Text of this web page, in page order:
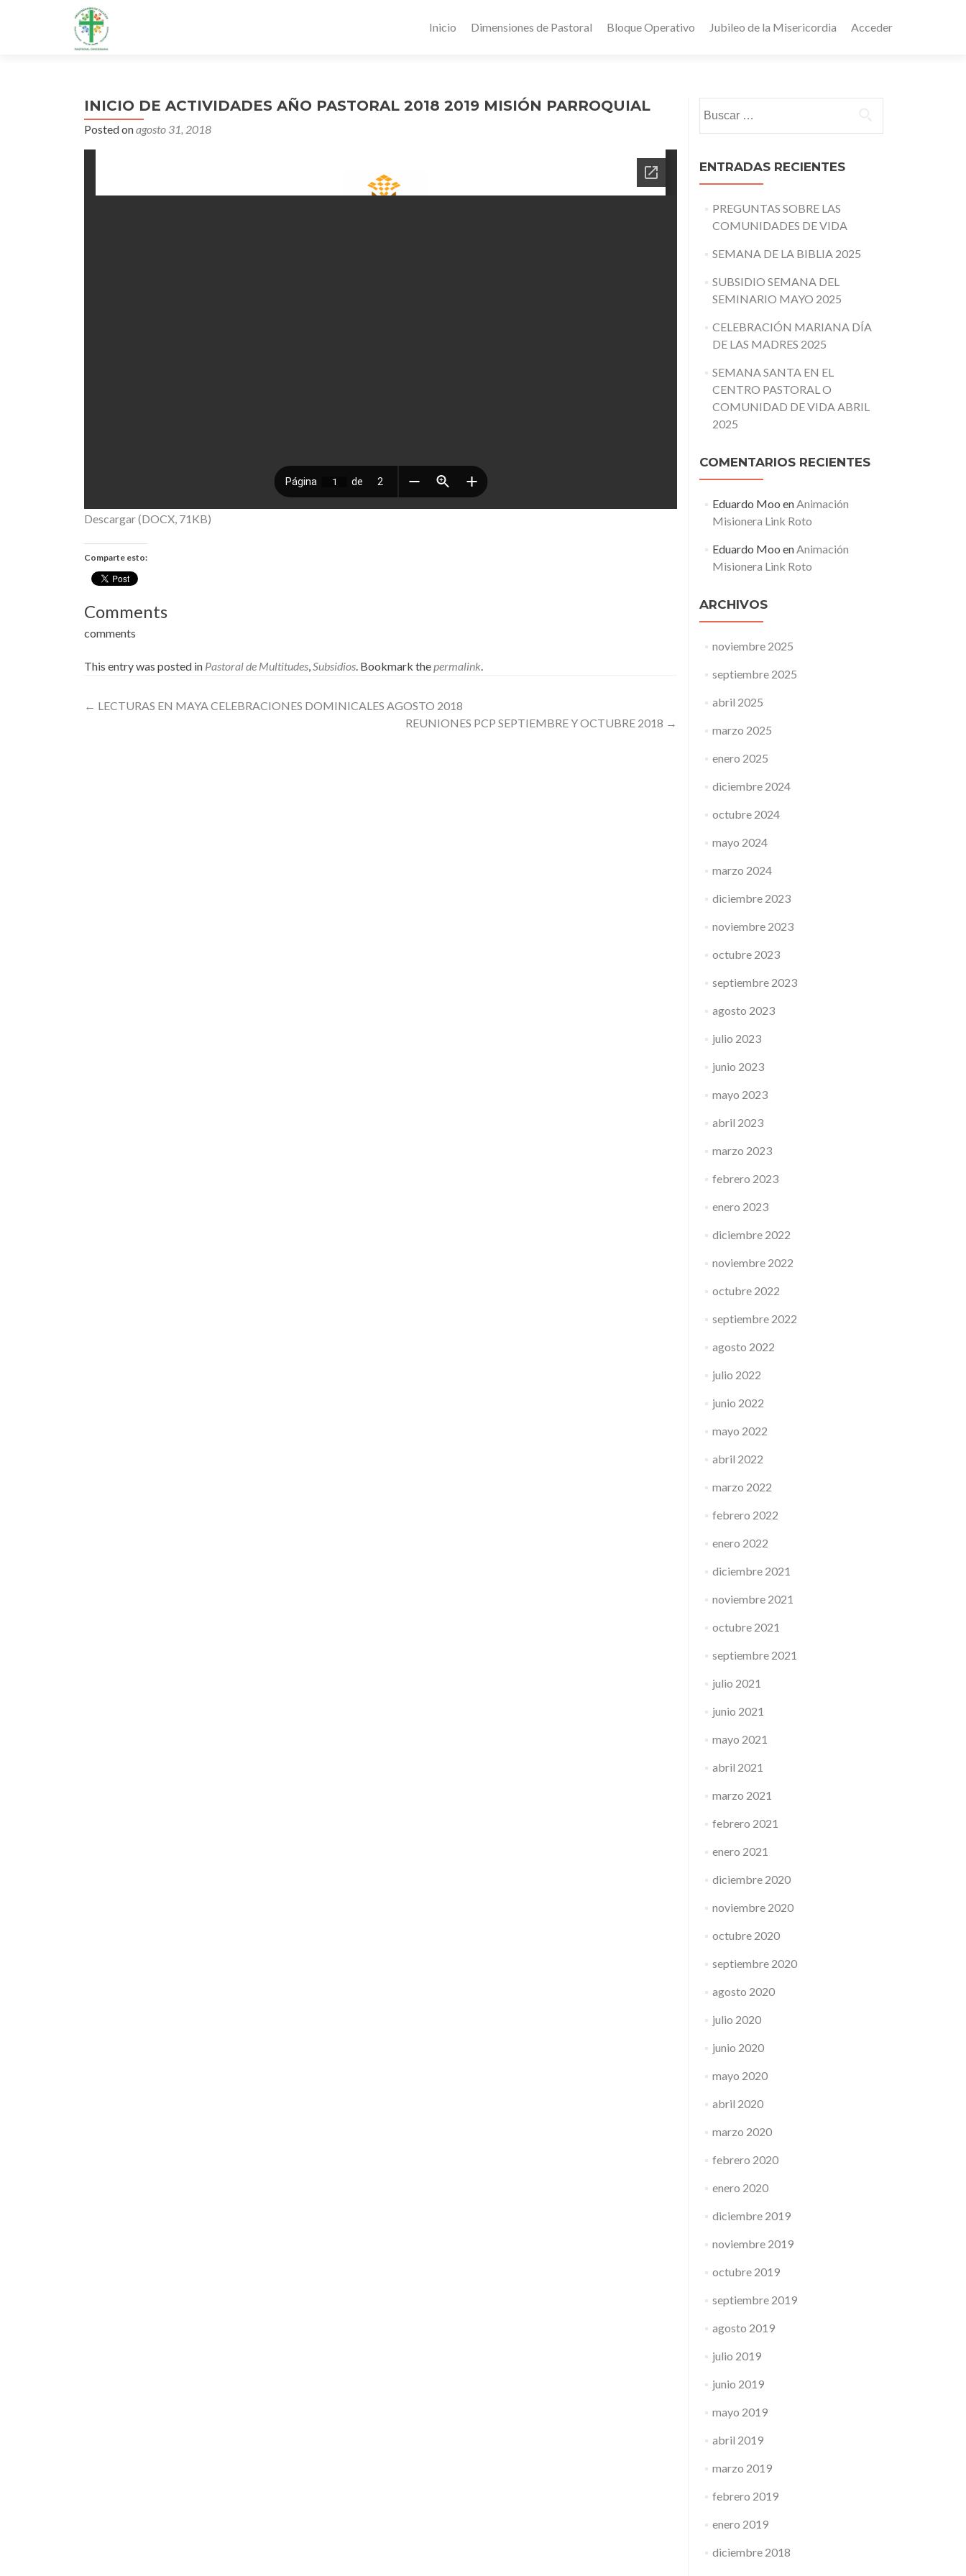
Inicio Dimensiones de Pastoral Bloque Operativo Jubileo de la Misericordia Acceder
INICIO DE ACTIVIDADES AÑO PASTORAL 2018 2019 MISIÓN PARROQUIAL
Posted onagosto 31, 2018
Descargar (DOCX, 71KB)
Comparte esto:
Comments
comments
This entry was posted in Pastoral de Multitudes,Subsidios. Bookmark thepermalink.
Post
← LECTURAS EN MAYA CELEBRACIONES DOMINICALES AGOSTO 2018
REUNIONES PCP SEPTIEMBRE Y OCTUBRE 2018 →
ENTRADAS RECIENTES
PREGUNTAS SOBRE LAS
COMUNIDADES DE VIDA
SEMANA DE LA BIBLIA 2025
SUBSIDIO SEMANA DEL
SEMINARIO MAYO 2025
CELEBRACIÓN MARIANA DÍA
DE LAS MADRES 2025
SEMANA SANTA EN EL
CENTRO PASTORAL O
COMUNIDAD DE VIDA ABRIL
2025
COMENTARIOS RECIENTES
Eduardo Moo enAnimación
Misionera Link Roto
Eduardo Moo enAnimación
Misionera Link Roto
ARCHIVOS
noviembre 2025
septiembre 2025
abril 2025
marzo 2025
enero 2025
diciembre 2024
octubre 2024
mayo 2024
marzo 2024
diciembre 2023
noviembre 2023
octubre 2023
septiembre 2023
agosto 2023
julio 2023
junio 2023
mayo 2023
abril 2023
marzo 2023
febrero 2023
enero 2023
diciembre 2022
noviembre 2022
octubre 2022
septiembre 2022
agosto 2022
julio 2022
junio 2022
mayo 2022
abril 2022
marzo 2022
febrero 2022
enero 2022
diciembre 2021
noviembre 2021
octubre 2021
septiembre 2021
julio 2021
junio 2021
mayo 2021
abril 2021
marzo 2021
febrero 2021
enero 2021
diciembre 2020
noviembre 2020
octubre 2020
septiembre 2020
agosto 2020
julio 2020
junio 2020
mayo 2020
abril 2020
marzo 2020
febrero 2020
enero 2020
diciembre 2019
noviembre 2019
octubre 2019
septiembre 2019
agosto 2019
julio 2019
junio 2019
mayo 2019
abril 2019
marzo 2019
febrero 2019
enero 2019
diciembre 2018